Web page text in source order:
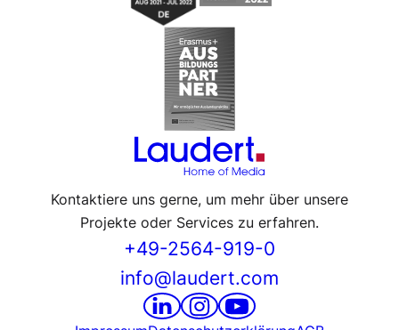
Kontaktiere uns gerne, um mehr über unsere
Projekte oder Services zu erfahren.
+49-2564-919-0
info@laudert.com